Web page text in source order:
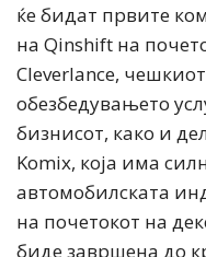
ќе бидат првите
на Qinshift на
Cleverlance,
обезбедувањето
бизнисот, како и
Komix, која има
автомобилската
на почетокот на
биде завршена до